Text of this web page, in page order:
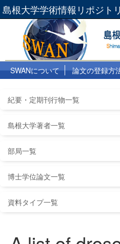
島根大学学術情報リポジトリ
SWANについて 論文の登録方
紀要・定期刊行物一覧
島根大学著者一覧
部局一覧
博士学位論文一覧
資料タイプ一覧